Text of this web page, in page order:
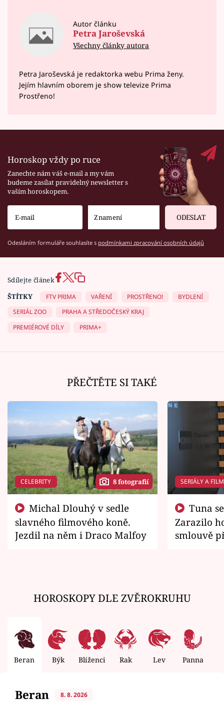
Autor článku
Petra Jaroševská
Všechny články autora
Petra Jaroševská je redaktorka webu Prima ženy.
Jejím hlavním oborem je show televize Prima
Prostřeno!
Horoskop vždy po ruce
Zanechte nám váš e-mail a my vám
budeme zasílat pravidelný newsletter s
vaším horoskopem.
ODESLAT
Odesláním formuláře souhlasíte s podmínkami zpracování osobních údajů
Sdílejte článek
ŠTÍTKY
FTV PRIMA VAŘENÍ PROSTŘENO!
BYDLENÍ
SERIÁL ZOO
PRAHA A STŘEDOČESKÝ KRAJ
PREMIÉROVÉ DÍLY
PRIMA+
PŘEČTĚTE SI TAKÉ
CELEBRITY 8 fotografií
slavného filmového koně.
Jezdil na něm i Draco Malfoy
SERIÁLY A
Zarazilo
smlouvě
HOROSKOPY DLE ZVĚROKRUHU
Beran Býk Blíženci Rak Lev Panna
Beran 8. 8. 2026